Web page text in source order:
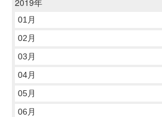
01月
02月
03月
04月
05月
06月